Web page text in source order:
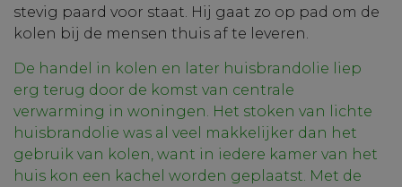
stevig paard voor staat. Hij gaat zo op pad om de
kolen bij de mensen thuis af te leveren.
De handel in kolen en later huisbrandolie liep
erg terug door de komst van centrale
verwarming in woningen. Het stoken van lichte
huisbrandolie was al veel makkelijker dan het
gebruik van kolen, want in iedere kamer van het
huis kon een kachel worden geplaatst. Met de